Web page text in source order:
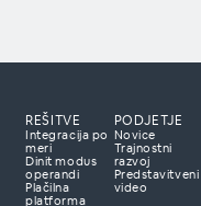
nas
rešitve?
REŠITVE
Integracija po
meri
Dinit modus
operandi
Plačilna
platforma
PODJETJE
Novice
Trajnostni
razvoj
Predstavitveni
video